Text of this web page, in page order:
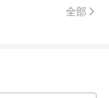
全部